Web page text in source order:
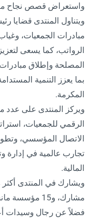
واستعراض قصص نجاح
ويتناول المنتدى قضايا
مبادرات الجمعيات،
الرواتب، كما يسعى
المصلحة وإطلاق
بما يعزز التنمية
المكرمة.
ويركز المنتدى على عدد
الرقمي للجمعيات،
الاتصال المؤسسي،
تجارب عالمية في إدارة
المالية.
فضلاً عن رجال وسيدات